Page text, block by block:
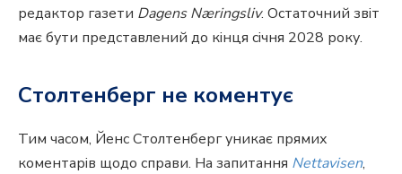
редактор газети Dagens Næringsliv. Остаточний звіт
має бути представлений до кінця січня 2028 року.
Столтенберг не коментує
Тим часом, Йенс Столтенберг уникає прямих
коментарів щодо справи. На запитання Nettavisen,